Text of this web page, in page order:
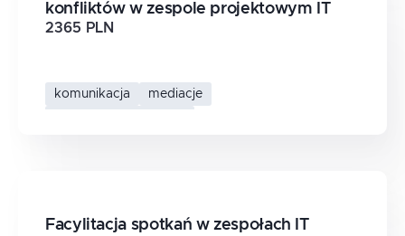
konfliktów w zespole projektowym IT
2365 PLN
komunikacja
mediacje
Facylitacja spotkań w zespołach IT